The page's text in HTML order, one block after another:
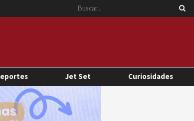
Jet Set Curiosidades